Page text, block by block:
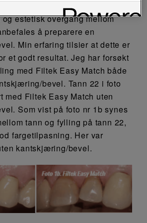
estetisk overgang mellom
å preparere en
Min erfaring tilsier at dette er
et godt resultat. Jeg har forsøkt
med Filtek Easy Match både
bevel. Tann 22 i foto
med Filtek Easy Match uten
Som vist på foto nr 1b synes
tann og fylling på tann 22,
fargetilpasning. Her var
kantskjæring/bevel.